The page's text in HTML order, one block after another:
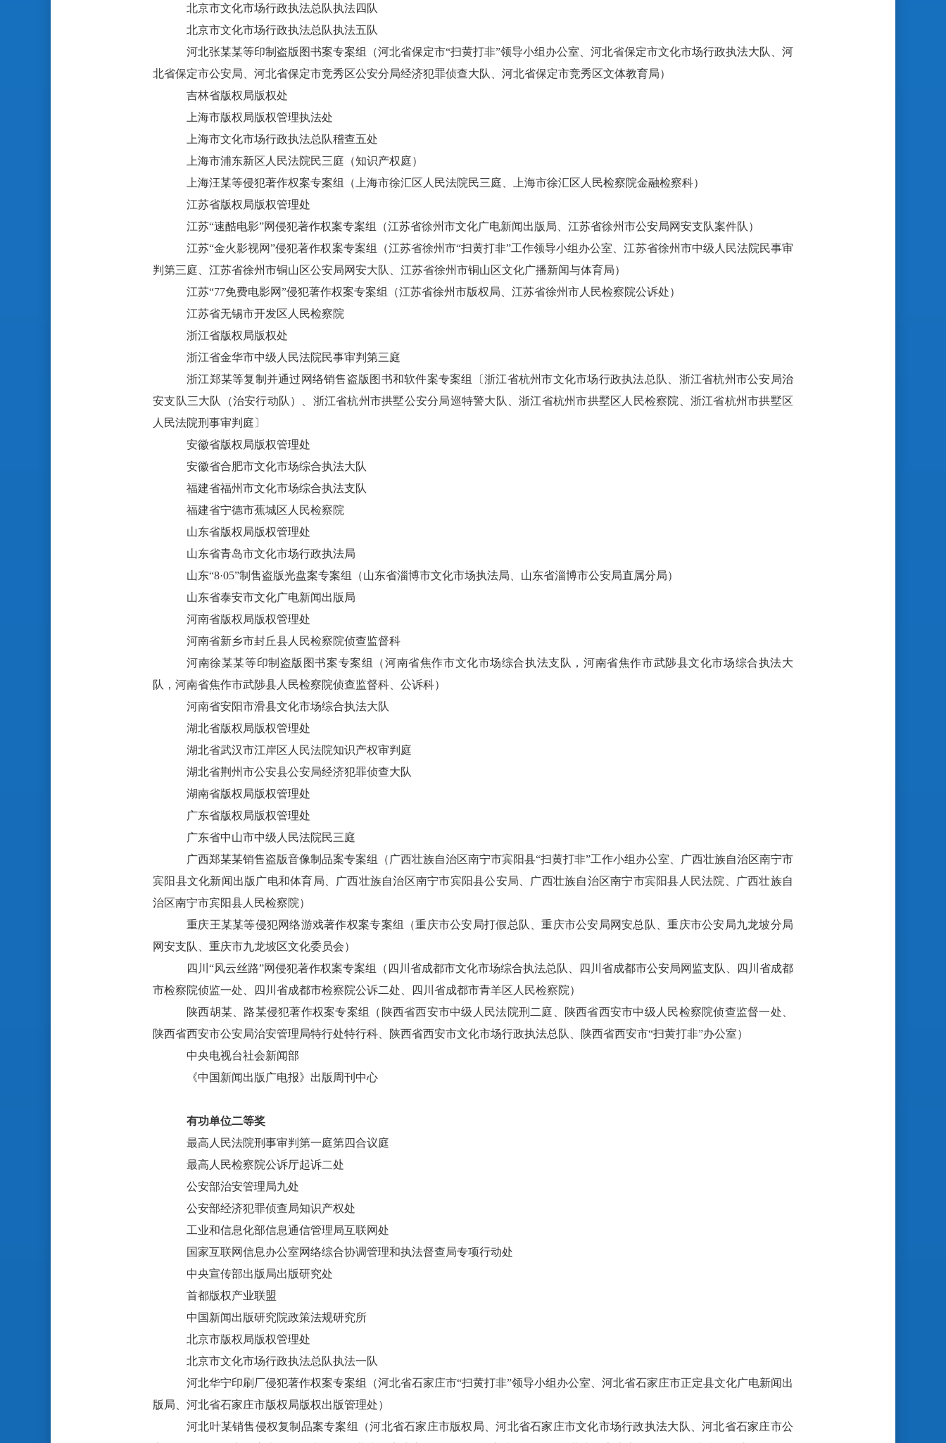
北京市文化市场行政执法总队执法四队
北京市文化市场行政执法总队执法五队
河北张某某等印制盗版图书案专案组（河北省保定市“扫黄打非”领导小组办公室、河北省保定市文化市场行政执法大队、河
北省保定市公安局、河北省保定市竞秀区公安分局经济犯罪侦查大队、河北省保定市竞秀区文体教育局）
吉林省版权局版权处
上海市版权局版权管理执法处
上海市文化市场行政执法总队稽查五处
上海市浦东新区人民法院民三庭（知识产权庭）
上海汪某等侵犯著作权案专案组（上海市徐汇区人民法院民三庭、上海市徐汇区人民检察院金融检察科）
江苏省版权局版权管理处
江苏“速酷电影”网侵犯著作权案专案组（江苏省徐州市文化广电新闻出版局、江苏省徐州市公安局网安支队案件队）
江苏“金火影视网”侵犯著作权案专案组（江苏省徐州市“扫黄打非”工作领导小组办公室、江苏省徐州市中级人民法院民事审
判第三庭、江苏省徐州市铜山区公安局网安大队、江苏省徐州市铜山区文化广播新闻与体育局）
江苏“77免费电影网”侵犯著作权案专案组（江苏省徐州市版权局、江苏省徐州市人民检察院公诉处）
江苏省无锡市开发区人民检察院
浙江省版权局版权处
浙江省金华市中级人民法院民事审判第三庭
浙江郑某等复制并通过网络销售盗版图书和软件案专案组〔浙江省杭州市文化市场行政执法总队、浙江省杭州市公安局治
安支队三大队（治安行动队）、浙江省杭州市拱墅公安分局巡特警大队、浙江省杭州市拱墅区人民检察院、浙江省杭州市拱墅区
人民法院刑事审判庭〕
安徽省版权局版权管理处
安徽省合肥市文化市场综合执法大队
福建省福州市文化市场综合执法支队
福建省宁德市蕉城区人民检察院
山东省版权局版权管理处
山东省青岛市文化市场行政执法局
山东“8·05”制售盗版光盘案专案组（山东省淄博市文化市场执法局、山东省淄博市公安局直属分局）
山东省泰安市文化广电新闻出版局
河南省版权局版权管理处
河南省新乡市封丘县人民检察院侦查监督科
河南徐某某等印制盗版图书案专案组（河南省焦作市文化市场综合执法支队，河南省焦作市武陟县文化市场综合执法大
队，河南省焦作市武陟县人民检察院侦查监督科、公诉科）
河南省安阳市滑县文化市场综合执法大队
湖北省版权局版权管理处
湖北省武汉市江岸区人民法院知识产权审判庭
湖北省荆州市公安县公安局经济犯罪侦查大队
湖南省版权局版权管理处
广东省版权局版权管理处
广东省中山市中级人民法院民三庭
广西郑某某销售盗版音像制品案专案组（广西壮族自治区南宁市宾阳县“扫黄打非”工作小组办公室、广西壮族自治区南宁市
宾阳县文化新闻出版广电和体育局、广西壮族自治区南宁市宾阳县公安局、广西壮族自治区南宁市宾阳县人民法院、广西壮族自
治区南宁市宾阳县人民检察院）
重庆王某某等侵犯网络游戏著作权案专案组（重庆市公安局打假总队、重庆市公安局网安总队、重庆市公安局九龙坡分局
网安支队、重庆市九龙坡区文化委员会）
四川“风云丝路”网侵犯著作权案专案组（四川省成都市文化市场综合执法总队、四川省成都市公安局网监支队、四川省成都
市检察院侦监一处、四川省成都市检察院公诉二处、四川省成都市青羊区人民检察院）
陕西胡某、路某侵犯著作权案专案组（陕西省西安市中级人民法院刑二庭、陕西省西安市中级人民检察院侦查监督一处、
陕西省西安市公安局治安管理局特行处特行科、陕西省西安市文化市场行政执法总队、陕西省西安市“扫黄打非”办公室）
中央电视台社会新闻部
《中国新闻出版广电报》出版周刊中心
有功单位二等奖
最高人民法院刑事审判第一庭第四合议庭
最高人民检察院公诉厅起诉二处
公安部治安管理局九处
公安部经济犯罪侦查局知识产权处
工业和信息化部信息通信管理局互联网处
国家互联网信息办公室网络综合协调管理和执法督查局专项行动处
中央宣传部出版局出版研究处
首都版权产业联盟
中国新闻出版研究院政策法规研究所
北京市版权局版权管理处
北京市文化市场行政执法总队执法一队
河北华宁印刷厂侵犯著作权案专案组（河北省石家庄市“扫黄打非”领导小组办公室、河北省石家庄市正定县文化广电新闻出
版局、河北省石家庄市版权局版权出版管理处）
河北叶某销售侵权复制品案专案组（河北省石家庄市版权局、河北省石家庄市文化市场行政执法大队、河北省石家庄市公